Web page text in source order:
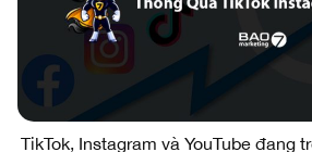
TikTok, Instagram và YouTube đang